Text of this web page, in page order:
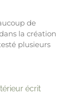
de
la création
plusieurs